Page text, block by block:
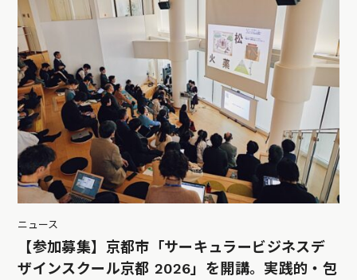
ニュース
【参加募集】京都市「サーキュラービジネスデ
ザインスクール京都 2026」を開講。実践的・包